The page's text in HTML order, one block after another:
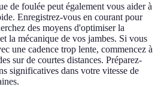
de foulée peut également vous aider à
Enregistrez-vous en courant pour
des moyens d'optimiser la
la mécanique de vos jambes. Si vous
une cadence trop lente, commencez à
sur de courtes distances. Préparez-
significatives dans votre vitesse de